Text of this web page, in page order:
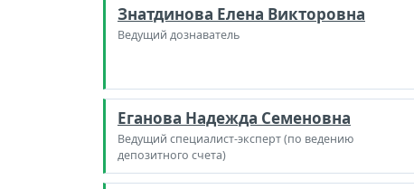
Знатдинова Елена Викторовна
Ведущий дознаватель
Еганова Надежда Семеновна
Ведущий специалист-эксперт (по ведению
депозитного счета)